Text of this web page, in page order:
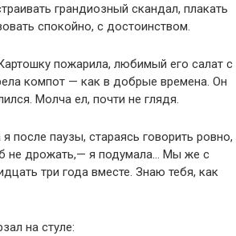
грандиозный скандал, плакать
спокойно, с достоинством.
пожарила, любимый его салат с
компот — как в добрые времена. Он
Молча ел, почти не глядя.
после паузы, стараясь говорить ровно,
не дрожать,— я подумала… Мы же с
три года вместе. Знаю тебя, как
на стуле: